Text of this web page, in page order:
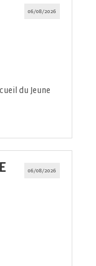
06/08/2026
du Jeune
06/08/2026